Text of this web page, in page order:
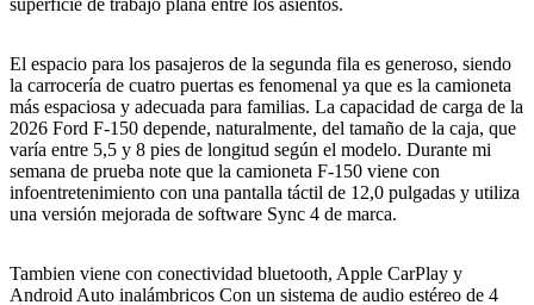
superficie de trabajo plana entre los asientos.
El espacio para los pasajeros de la segunda fila es generoso, siendo
la carrocería de cuatro puertas es fenomenal ya que es la camioneta
más espaciosa y adecuada para familias. La capacidad de carga de la
2026 Ford F-150 depende, naturalmente, del tamaño de la caja, que
varía entre 5,5 y 8 pies de longitud según el modelo. Durante mi
semana de prueba note que la camioneta F-150 viene con
infoentretenimiento con una pantalla táctil de 12,0 pulgadas y utiliza
una versión mejorada de software Sync 4 de marca.
Tambien viene con conectividad bluetooth, Apple CarPlay y
Android Auto inalámbricos Con un sistema de audio estéreo de 4